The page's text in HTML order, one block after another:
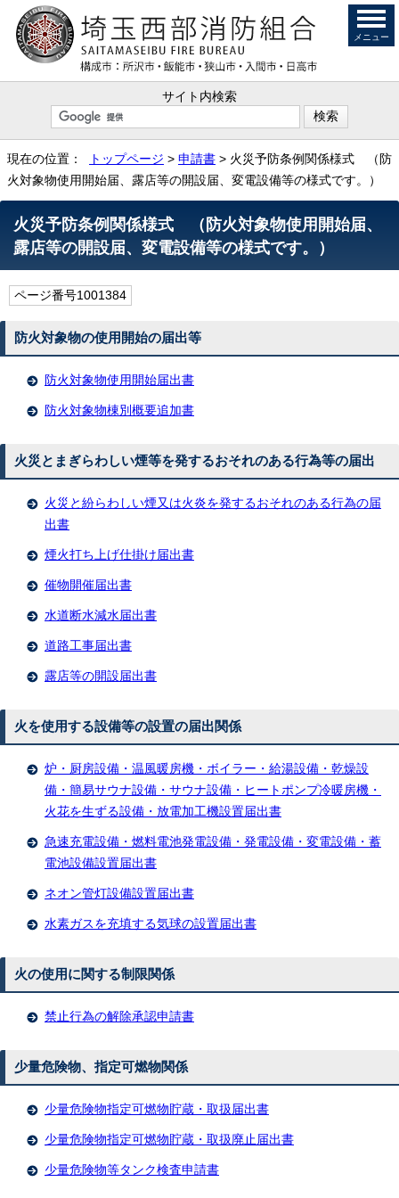
サイト内検索
メニュー
現在の位置： トップページ > 申請書 > 火災予防条例関係様式 （防
火対象物使用開始届、露店等の開設届、変電設備等の様式です。）
火災予防条例関係様式 （防火対象物使用開始届、
露店等の開設届、変電設備等の様式です。）
ページ番号1001384
防火対象物の使用開始の届出等
防火対象物使用開始届出書
防火対象物棟別概要追加書
火災とまぎらわしい煙等を発するおそれのある行為等の届出
火災と紛らわしい煙又は火炎を発するおそれのある行為の届
出書
煙火打ち上げ仕掛け届出書
催物開催届出書
水道断水減水届出書
道路工事届出書
露店等の開設届出書
火を使用する設備等の設置の届出関係
炉・厨房設備・温風暖房機・ボイラー・給湯設備・乾燥設
備・簡易サウナ設備・サウナ設備・ヒートポンプ冷暖房機・
火花を生ずる設備・放電加工機設置届出書
急速充電設備・燃料電池発電設備・発電設備・変電設備・蓄
電池設備設置届出書
ネオン管灯設備設置届出書
水素ガスを充填する気球の設置届出書
火の使用に関する制限関係
禁止行為の解除承認申請書
少量危険物、指定可燃物関係
少量危険物指定可燃物貯蔵・取扱届出書
少量危険物指定可燃物貯蔵・取扱廃止届出書
少量危険物等タンク検査申請書